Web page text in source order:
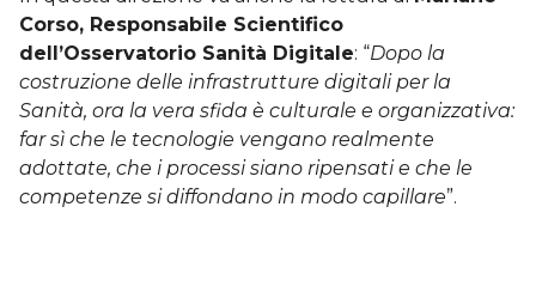
Corso, Responsabile Scientifico
dell’Osservatorio Sanità Digitale: “Dopo la
costruzione delle infrastrutture digitali per la
Sanità, ora la vera sfida è culturale e organizzativa:
far sì che le tecnologie vengano realmente
adottate, che i processi siano ripensati e che le
competenze si diffondano in modo capillare”.